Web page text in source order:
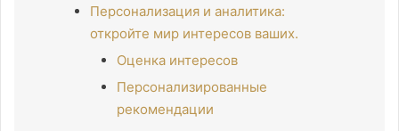
Персонализация и аналитика:
откройте мир интересов ваших.
Оценка интересов
Персонализированные
рекомендации